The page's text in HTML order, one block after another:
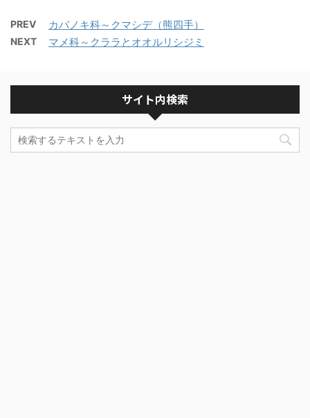
PREV カバノキ科～クマシデ（熊四手）
NEXT マメ科～クララとオオルリシジミ
サイト内検索